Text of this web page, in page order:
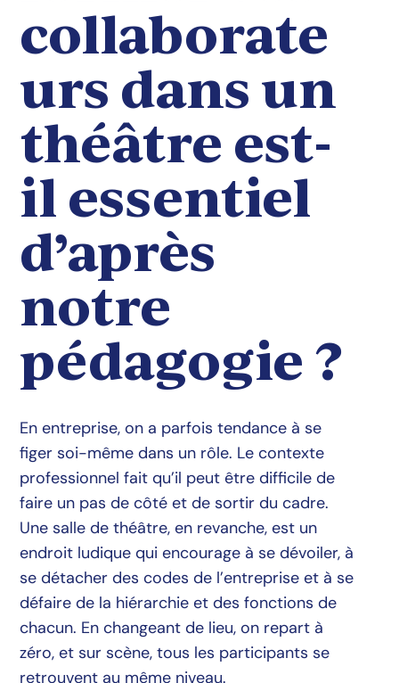
collaborate
urs dans un
théâtre est-
il essentiel
d’après
notre
pédagogie ?
En entreprise, on a parfois tendance à se
figer soi-même dans un rôle. Le contexte
professionnel fait qu’il peut être difficile de
faire un pas de côté et de sortir du cadre.
Une salle de théâtre, en revanche, est un
endroit ludique qui encourage à se dévoiler, à
se détacher des codes de l’entreprise et à se
défaire de la hiérarchie et des fonctions de
chacun. En changeant de lieu, on repart à
zéro, et sur scène, tous les participants se
retrouvent au même niveau.